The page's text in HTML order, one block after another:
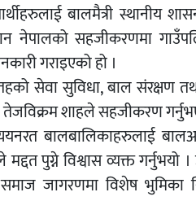
बालमैत्री स्थानीय
नेपालको सहजीकरणमा
गराइएको हो ।
सेवा सुविधा, बाल संरक्षण
शाहले सहजीकरण
बालबालिकाहरुलाई
पुग्ने विश्वास व्यक्त
जागरणमा विशेष भुमिका